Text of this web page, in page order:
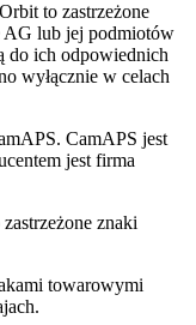
to zastrzeżone
AG lub jej podmiotów
do ich odpowiednich
wyłącznie w celach
CamAPS jest
jest firma
znaki
towarowymi